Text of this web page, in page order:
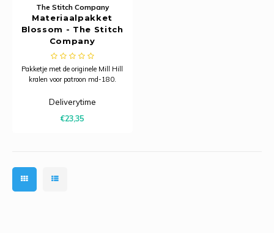
The Stitch Company
Materiaalpakket
Blossom - The Stitch
Company
Pakketje met de originele Mill Hill
kralen voor patroon md-180.
Deliverytime
€23,35